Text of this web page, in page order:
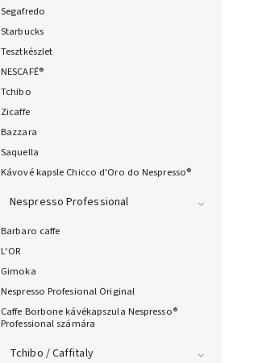
Segafredo
Starbucks
Tesztkészlet
NESCAFÉ®
Tchibo
Zicaffe
Bazzara
Saquella
Kávové kapsle Chicco d'Oro do Nespresso®
Nespresso Professional
Barbaro caffe
L‘OR
Gimoka
Nespresso Profesional Original
Caffe Borbone kávékapszula Nespresso®
Professional számára
Tchibo / Caffitaly